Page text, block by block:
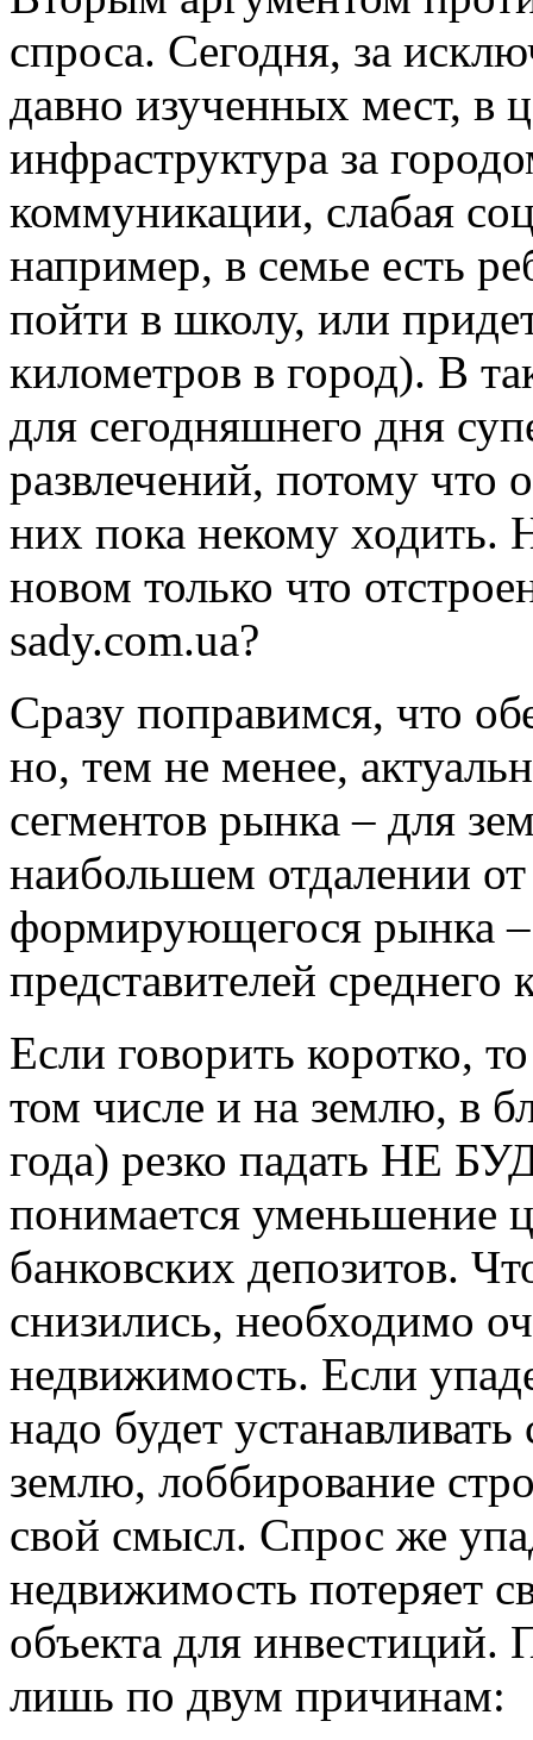
спроса. Сегодня, за
давно изученных мест, в
инфраструктура за
коммуникации, слабая
например, в семье есть
пойти в школу, или
километров в город). В
для сегодняшнего дня
развлечений, потому что
них пока некому
новом только что
sady.com.ua?
Сразу поправимся, что
но, тем не менее,
сегментов рынка – для
наибольшем отдалении
формирующегося рынка
представителей среднего
Если говорить коротко,
том числе и на землю, в
года) резко падать НЕ
понимается уменьшение
банковских депозитов.
снизились, необходимо
недвижимость. Если
надо будет
землю, лоббирование
свой смысл. Спрос же
недвижимость потеряет
объекта для инвестиций.
лишь по двум причинам: